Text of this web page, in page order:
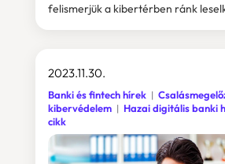
felismerjük a kibertérben ránk
2023.11.30.
Banki és fintech hírek
kibervédelem
Hazai digitális banki
cikk